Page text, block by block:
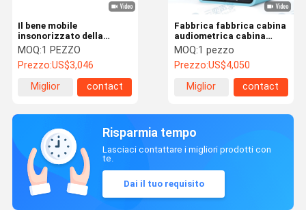
Il bene mobile
insonorizzato della
cabina del lavoro di
silenzio facile monta per
mobilia
MOQ:1 PEZZO
Prezzo:US$3,046
Miglior
contact
Fabbrica fabbrica cabina
audiometrica cabina
insonorizzata per
biblioteche riunioni
cabine cellulari in vendita
MOQ:1 pezzo
Prezzo:US$4,050
Miglior
contact
Risparmia tempo
Lasciaci contattare i migliori prodotti con
te.
Dai il tuo requisito